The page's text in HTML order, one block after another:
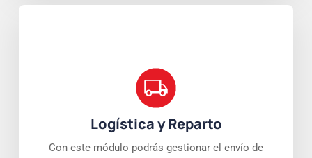
Logística y Reparto
Con este módulo podrás gestionar el envío de